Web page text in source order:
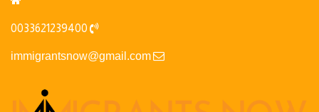
immigrantsnow@gmail.com